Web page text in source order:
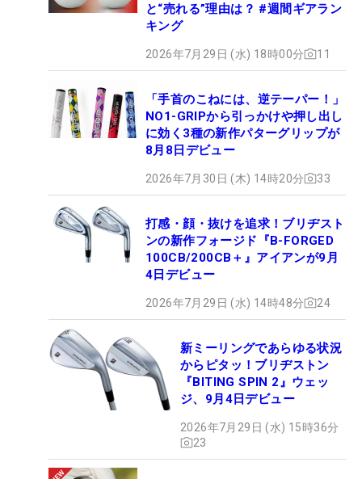
と“売れる”理由は？ #週間ギアラン
キング
2026年7月29日 (水) 18時00分 11
「手首のこねには、逆テーパー！」
NO1-GRIPから引っかけや押し出し
に効く3種の新作パターグリップが
8月8日デビュー
2026年7月30日 (木) 14時20分 33
打感・顔・抜けを追求！ブリヂスト
ンの新作フォージド『B-FORGED
100CB/200CB＋』アイアンが9月
4日デビュー
2026年7月29日 (水) 14時48分 24
新ミーリングであらゆる状況
からピタッ！ブリヂストン
『BITING SPIN 2』ウェッ
ジ、9月4日デビュー
2026年7月29日 (水) 15時36分
23